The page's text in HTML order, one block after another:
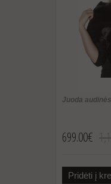
Juoda
699.00€
Pridėti į